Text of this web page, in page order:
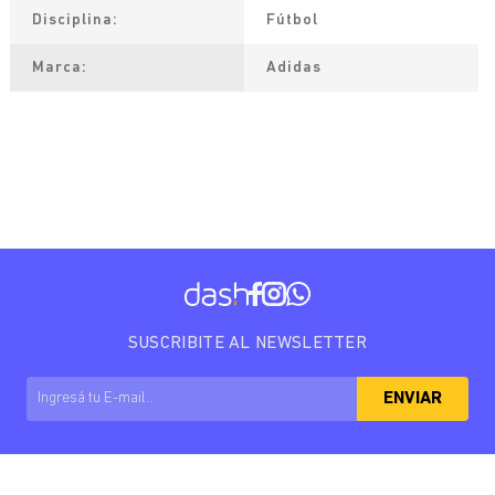
Disciplina Fútbol
Marca Adidas
SUSCRIBITE AL NEWSLETTER
ENVIAR